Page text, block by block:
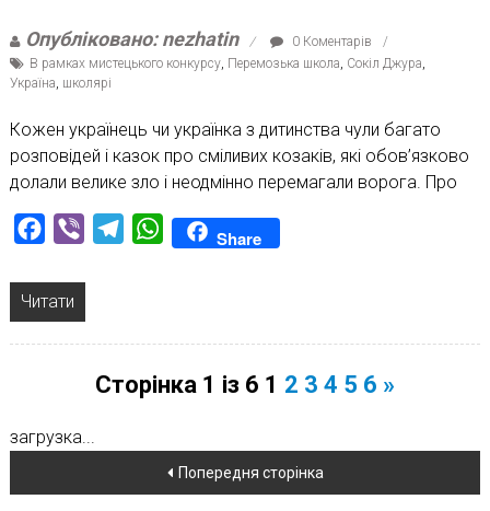
Опубліковано: nezhatin
0 Коментарів
В рамках мистецького конкурсу, Перемозька школа, Сокіл Джура,
Україна, школярі
Кожен українець чи українка з дитинства чули багато
розповідей і казок про сміливих козаків, які обов’язково
долали велике зло і неодмінно перемагали ворога. Про
Facebook
Viber TelegramWhatsAppShare
Читати
Сторінка 1 із 6 1 2 3 4 5 6 »
загрузка...
Попередня сторінка